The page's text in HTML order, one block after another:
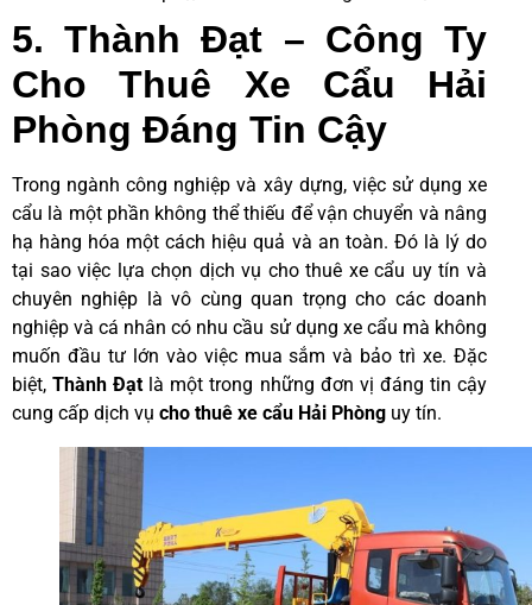
5. Thành Đạt – Công Ty
Cho Thuê Xe Cẩu Hải
Phòng Đáng Tin Cậy
Trong ngành công nghiệp và xây dựng, việc sử dụng xe
cẩu là một phần không thể thiếu để vận chuyển và nâng
hạ hàng hóa một cách hiệu quả và an toàn. Đó là lý do
tại sao việc lựa chọn dịch vụ cho thuê xe cẩu uy tín và
chuyên nghiệp là vô cùng quan trọng cho các doanh
nghiệp và cá nhân có nhu cầu sử dụng xe cẩu mà không
muốn đầu tư lớn vào việc mua sắm và bảo trì xe. Đặc
biệt,Thành Đạt là một trong những đơn vị đáng tin cậy
cung cấp dịch vụ cho thuê xe cẩu Hải Phòng uy tín.